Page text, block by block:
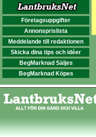
Företagsuppgifter
Annonsprislista
Meddelande till redaktionen
Skicka dina tips och idéer
BegMarknad Säljes
BegMarknad Köpes